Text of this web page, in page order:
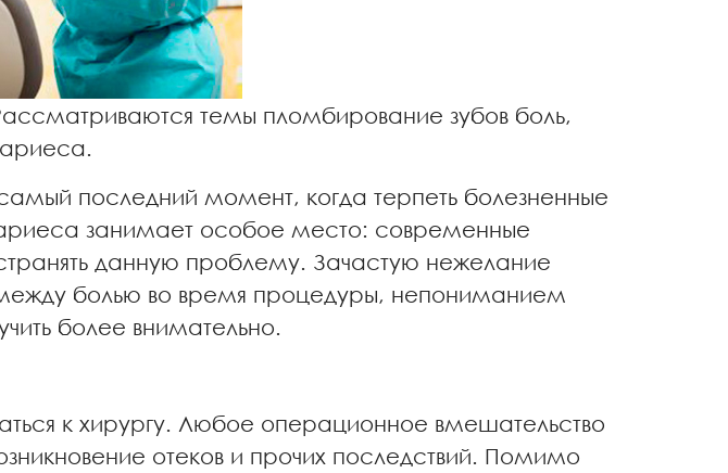
темы пломбирование зубов боль,
последний момент, когда терпеть болезненные
занимает особое место: современные
данную проблему. Зачастую нежелание
болью во время процедуры, непониманием
более внимательно.
к хирургу. Любое операционное вмешательство
отеков и прочих последствий. Помимо